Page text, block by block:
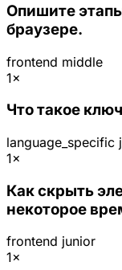
Опишите
браузере.
frontend middle
1×
Что такое
language_specific
1×
Как скрыть
некоторое
frontend junior
1×